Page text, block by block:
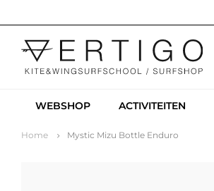
WEBSHOP ACTIVITEITEN
Home Mystic Mizu Bottle Enduro